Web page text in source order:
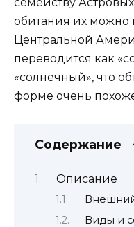
обитания их можно
Центральной
переводится как
«солнечный», что
форме очень
Содержание
Описание
Виды и